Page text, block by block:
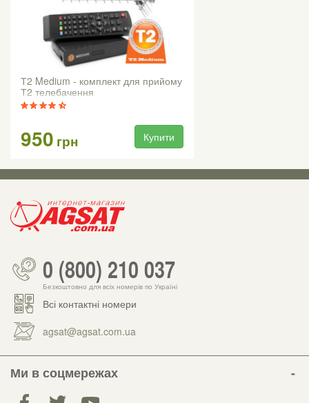
Т2 Medium - комплект для прийому
Т2 телебачення
950 грн Купити
0 (800) 210 037
Безкоштовно для всіх номерів по Україні
Всі контактні номери
agsat@agsat.com.ua
Ми в соцмережах